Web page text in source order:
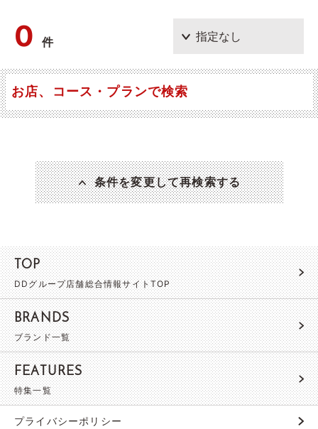
0件
お店、コース・プランで検索
条件を変更して再検索する
TOP
DDグループ店舗総合情報サイトTOP
BRANDS
ブランド一覧
FEATURES
特集一覧
プライバシーポリシー